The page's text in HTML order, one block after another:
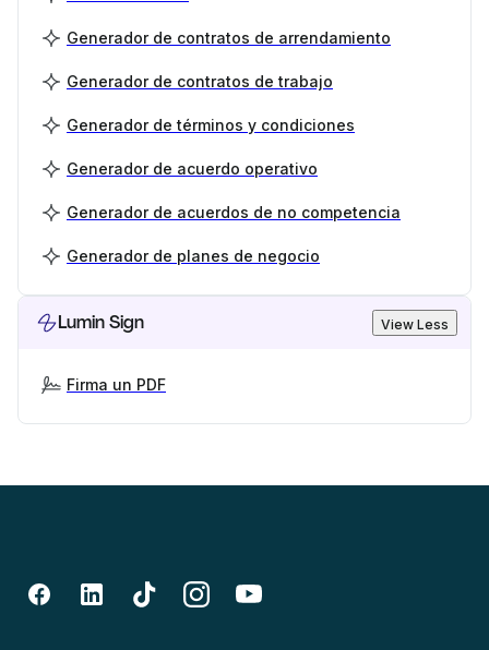
Generador de contratos de arrendamiento
Generador de contratos de trabajo
Generador de términos y condiciones
Generador de acuerdo operativo
Generador de acuerdos de no competencia
Generador de planes de negocio
Lumin Sign View Less
Firma un PDF